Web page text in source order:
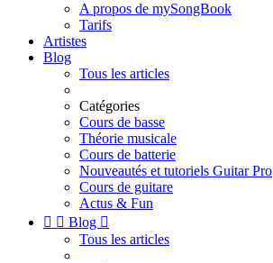
A propos de mySongBook
Tarifs
Artistes
Blog
Tous les articles
Catégories
Cours de basse
Théorie musicale
Cours de batterie
Nouveautés et tutoriels Guitar Pro
Cours de guitare
Actus & Fun
  Blog 
Tous les articles